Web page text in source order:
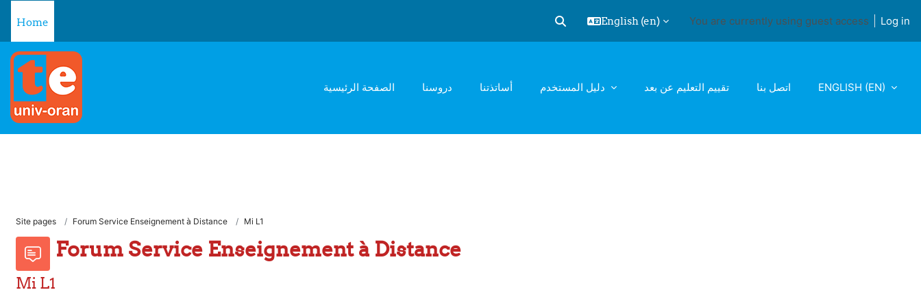
Home
Toggle search input
English ‎(en)‎ You are currently using guest access Log in
الصفحة الرئيسية دروسنا أساتذتنا تقييم التعليم عن بعد اتصل بنا ENGLISH ‎(EN)‎
Site pages Forum Service Enseignement à Distance Mi L1
Forum Service Enseignement à Distance
Mi L1